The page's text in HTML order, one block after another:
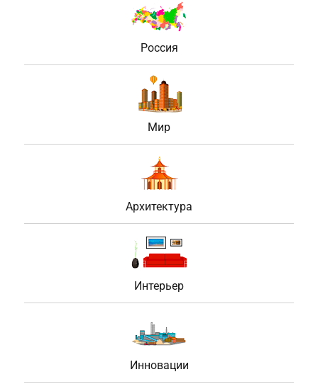
Россия
Мир
Архитектура
Интерьер
Инновации